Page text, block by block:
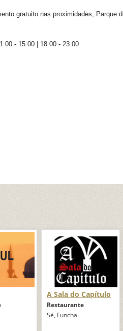
gratuito nas proximidades, Parque
- 15:00 | 18:00 - 23:00
A Sala do Capítulo
Restaurante
Sé, Funchal